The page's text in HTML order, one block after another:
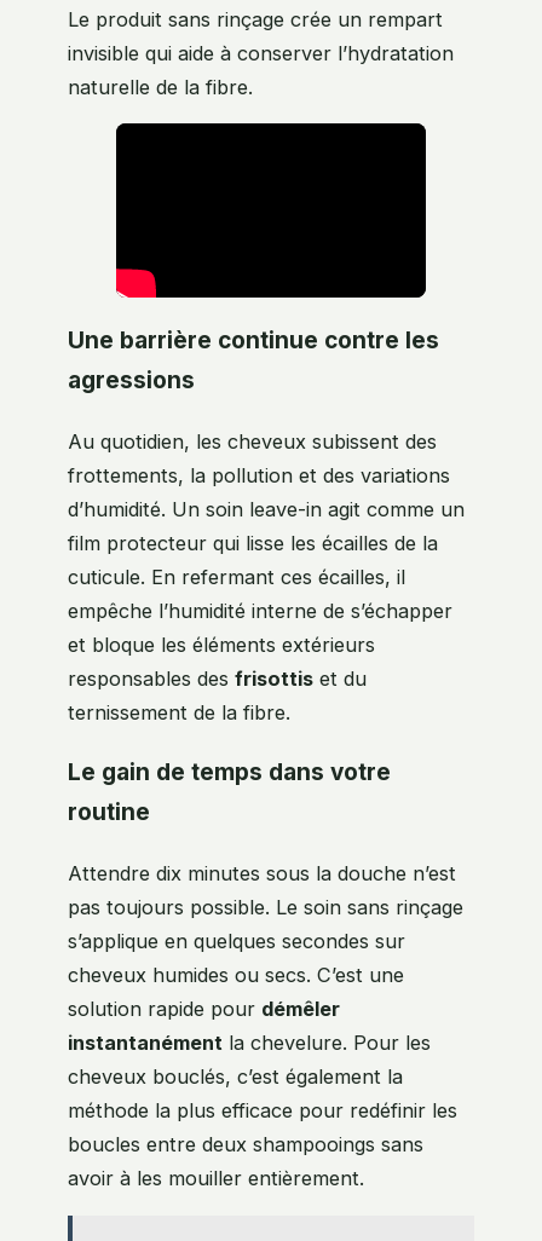
Le produit sans rinçage crée un rempart
invisible qui aide à conserver l’hydratation
naturelle de la fibre.
Une barrière continue contre les
agressions
Au quotidien, les cheveux subissent des
frottements, la pollution et des variations
d’humidité. Un soin leave-in agit comme un
film protecteur qui lisse les écailles de la
cuticule. En refermant ces écailles, il
empêche l’humidité interne de s’échapper
et bloque les éléments extérieurs
responsables des frisottis et du
ternissement de la fibre.
Le gain de temps dans votre
routine
Attendre dix minutes sous la douche n’est
pas toujours possible. Le soin sans rinçage
s’applique en quelques secondes sur
cheveux humides ou secs. C’est une
solution rapide pour démêler
instantanément la chevelure. Pour les
cheveux bouclés, c’est également la
méthode la plus efficace pour redéfinir les
boucles entre deux shampooings sans
avoir à les mouiller entièrement.